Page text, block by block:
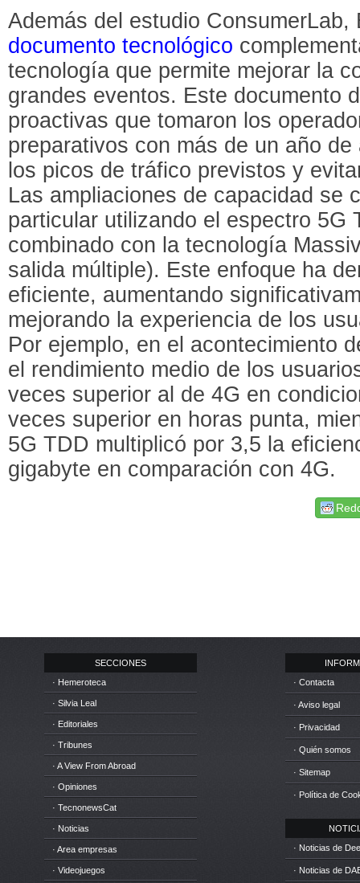
Además del estudio
documento tecnológico
tecnología que permite mejorar la
grandes eventos. Este documento
proactivas que tomaron los
preparativos con más de un año
los picos de tráfico previstos y
Las ampliaciones de capacidad se
particular utilizando el espectro 5G
combinado con la tecnología
salida múltiple). Este enfoque ha
eficiente, aumentando
mejorando la experiencia de los
Por ejemplo, en el acontecimiento
el rendimiento medio de los
veces superior al de 4G en
veces superior en horas punta,
5G TDD multiplicó por 3,5 la
gigabyte en comparación con 4G.
SECCIONES
· Hemeroteca
· Silvia Leal
· Editoriales
· Tribunes
· A View From Abroad
· Opiniones
· TecnonewsCat
· Noticias
· Area empresas
· Videojuegos
· Contacta
· Aviso legal
· Privacidad
· Quién somos
· Sitemap
· Política de
· Noticias de
· Noticias de